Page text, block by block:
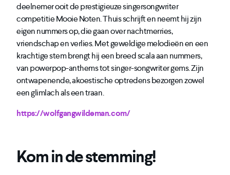
deelnemer ooit de prestigieuze singersongwriter
competitie Mooie Noten. Thuis schrijft en neemt hij zijn
eigen nummers op, die gaan over nachtmerries,
vriendschap en verlies. Met geweldige melodieën en een
krachtige stem brengt hij een breed scala aan nummers,
van powerpop-anthems tot singer-songwriter gems. Zijn
ontwapenende, akoestische optredens bezorgen zowel
een glimlach als een traan.
https://wolfgangwildeman.com/
Kom in de stemming!